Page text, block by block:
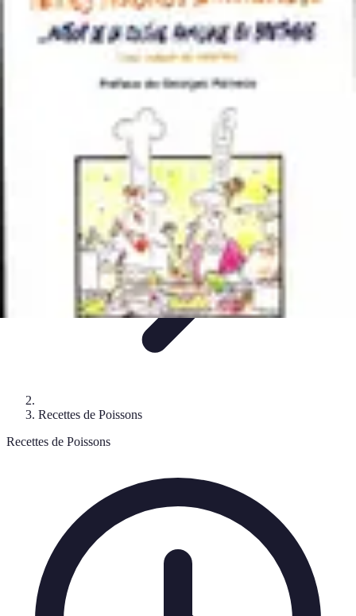
Recettes de Poissons
Recettes de PapilloteRecettes FacilesRecettesRecettes de
MarinadesRecettes de Poisson
Recettes de Poissons
Recettes de Poissons
Recettes de Poissons